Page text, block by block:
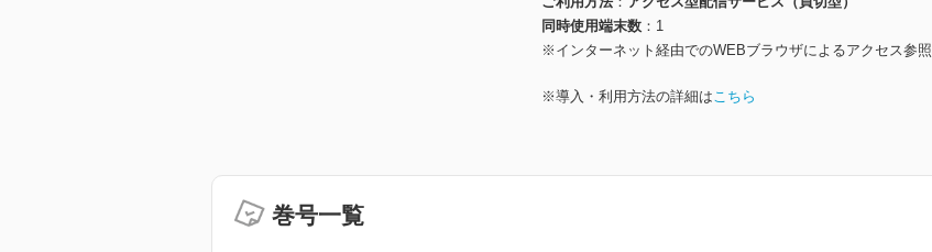
同時使用端末数
1
※インターネット経由でのWEBブラウザによるアクセス参照
※導入・利用方法の詳細はこちら
巻号一覧